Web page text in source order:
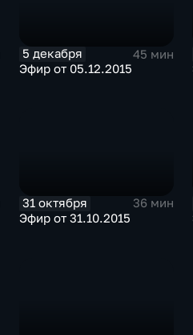
5 декабря
45 мин
Эфир от 05.12.2015
31 октября
36 мин
Эфир от 31.10.2015